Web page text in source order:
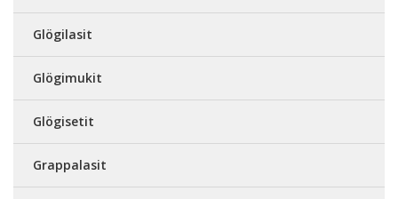
Glögilasit
Glögimukit
Glögisetit
Grappalasit